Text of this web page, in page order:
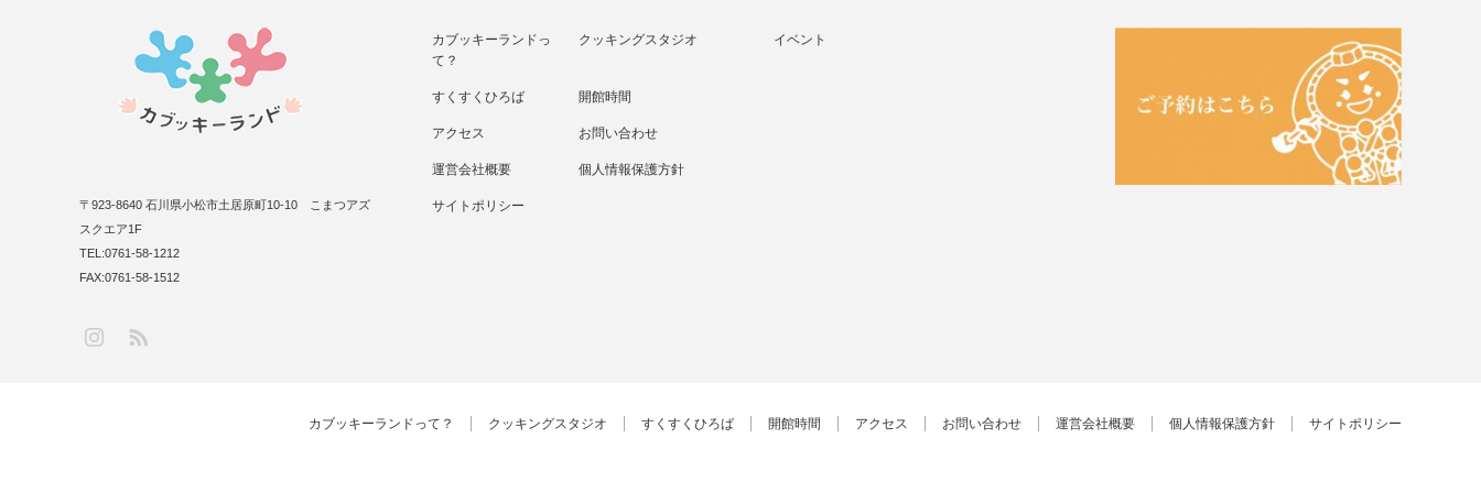
カブッキーランドっ
て？
クッキングスタジオ
すくすくひろば 開館時間
アクセス お問い合わせ
運営会社概要 個人情報保護方針
サイトポリシー
イベント
〒923-8640 石川県小松市土居原町10-10 こまつアズ
スクエア1F
TEL:0761-58-1212
FAX:0761-58-1512
Instagram
カブッキーランドって？ クッキングスタジオ すくすくひろば 開館時間 アクセス お問い合わせ 運営会社概要 個人情報保護方針 サイトポリシー